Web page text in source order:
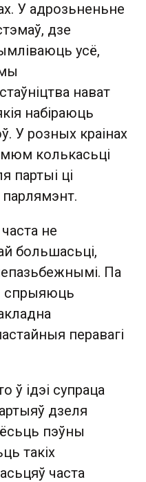
У адрозьненьне
дзе
усё,
нават
набіраюць
У розных краінах
колькасьці
партыі ці
парлямэнт.
не
большасьці,
Па
спрыяюць
перавагі
ў ідэі супраца
дзеля
пэўны
такіх
часта